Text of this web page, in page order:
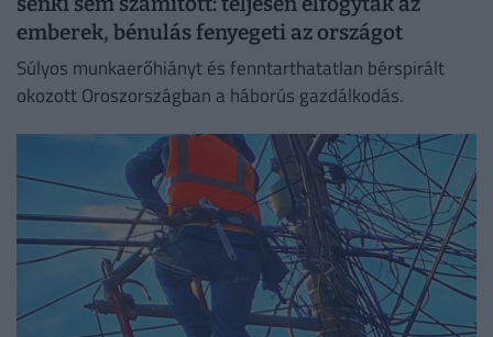
emberek, bénulás fenyegeti az országot
Súlyos munkaerőhiányt és fenntarthatatlan bérspirált
okozott Oroszországban a háborús gazdálkodás.